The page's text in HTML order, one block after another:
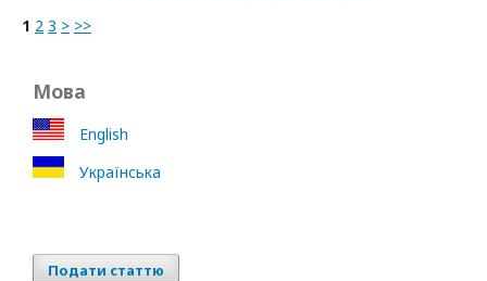
1 2 3 > >>
Мова
English
Українська
Подати статтю